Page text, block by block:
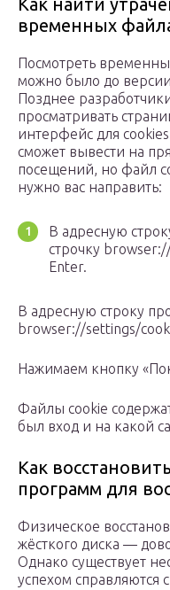
Как найти
временных
Посмотреть
можно было до
Позднее
просматривать
интерфейс для
сможет вывести на
посещений, но файл
нужно вас направить:
В адресную
строчку
Enter.
В адресную строку
browser://settings/
Нажимаем кнопку
Файлы cookie
был вход и на какой
Как
программ для
Физическое
жёсткого диска —
Однако существует
успехом справляются